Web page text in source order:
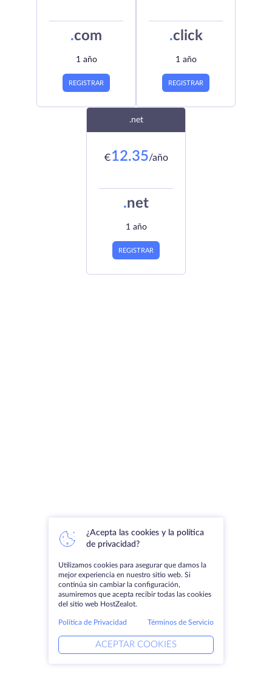
.com
1 año
REGISTRAR
.click
1 año
REGISTRAR
.net
€12.35/año
.net
1 año
REGISTRAR
¿Acepta las cookies y la política
de privacidad?
Utilizamos cookies para asegurar que damos la
mejor experiencia en nuestro sitio web. Si
continúa sin cambiar la configuración,
asumiremos que acepta recibir todas las cookies
del sitio web HostZealot.
Política de Privacidad Términos de Servicio
ACEPTAR COOKIES